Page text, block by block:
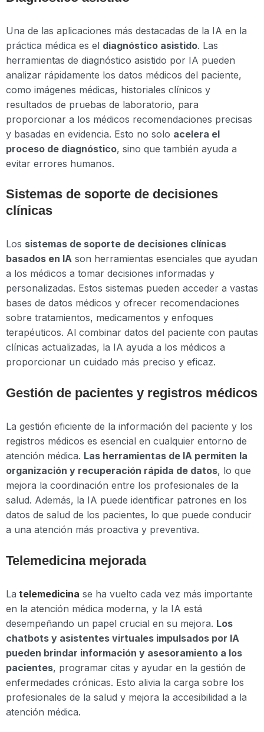
Una de las aplicaciones más destacadas de la IA en la
práctica médica es el diagnóstico asistido. Las
herramientas de diagnóstico asistido por IA pueden
analizar rápidamente los datos médicos del paciente,
como imágenes médicas, historiales clínicos y
resultados de pruebas de laboratorio, para
proporcionar a los médicos recomendaciones precisas
y basadas en evidencia. Esto no solo acelera el
proceso de diagnóstico, sino que también ayuda a
evitar errores humanos.
Sistemas de soporte de decisiones
clínicas
Los sistemas de soporte de decisiones clínicas
basados en IA son herramientas esenciales que ayudan
a los médicos a tomar decisiones informadas y
personalizadas. Estos sistemas pueden acceder a vastas
bases de datos médicos y ofrecer recomendaciones
sobre tratamientos, medicamentos y enfoques
terapéuticos. Al combinar datos del paciente con pautas
clínicas actualizadas, la IA ayuda a los médicos a
proporcionar un cuidado más preciso y eficaz.
Gestión de pacientes y registros médicos
La gestión eficiente de la información del paciente y los
registros médicos es esencial en cualquier entorno de
atención médica. Las herramientas de IA permiten la
organización y recuperación rápida de datos, lo que
mejora la coordinación entre los profesionales de la
salud. Además, la IA puede identificar patrones en los
datos de salud de los pacientes, lo que puede conducir
a una atención más proactiva y preventiva.
Telemedicina mejorada
La telemedicina se ha vuelto cada vez más importante
en la atención médica moderna, y la IA está
desempeñando un papel crucial en su mejora. Los
chatbots y asistentes virtuales impulsados por IA
pueden brindar información y asesoramiento a los
pacientes, programar citas y ayudar en la gestión de
enfermedades crónicas. Esto alivia la carga sobre los
profesionales de la salud y mejora la accesibilidad a la
atención médica.